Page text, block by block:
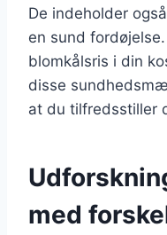
De indeholder
en sund
blomkålsris i din
disse
at du tilfredsstiller
med